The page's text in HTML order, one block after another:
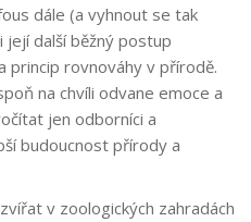
dále (a vyhnout se tak
její další běžný postup
princip rovnováhy v přírodě.
na chvíli odvane emoce a
jen odborníci a
budoucnost přírody a
v zoologických zahradách